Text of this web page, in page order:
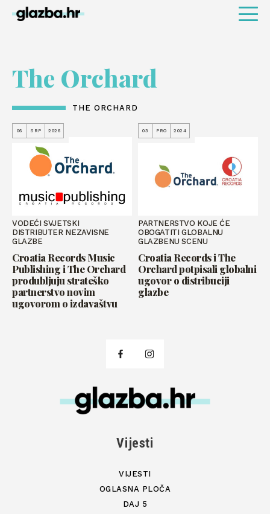
The Orchard
THE ORCHARD
06 SRP 2026
VODEĆI SVJETSKI
DISTRIBUTER NEZAVISNE
GLAZBE
Croatia Records Music
Publishing i The Orchard
produbljuju strateško
partnerstvo novim
ugovorom o izdavaštvu
03 PRO 2024
PARTNERSTVO KOJE ĆE
OBOGATITI GLOBALNU
GLAZBENU SCENU
Croatia Records i The
Orchard potpisali globalni
ugovor o distribuciji
glazbe
Vijesti
VIJESTI
OGLASNA PLOČA
DAJ 5